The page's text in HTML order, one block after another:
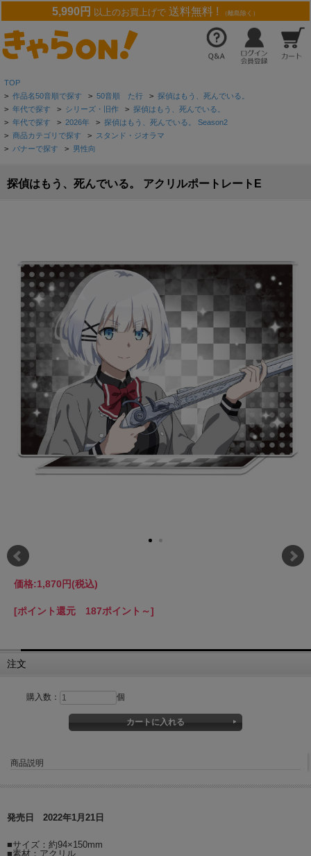
5,990円 以上のお買上げで 送料無料 ! （離島除く）
TOP
> 作品名50音順で探す > 50音順 た行 > 探偵はもう、死んでいる。
> 年代で探す > シリーズ・旧作 > 探偵はもう、死んでいる。
> 年代で探す > 2026年 > 探偵はもう、死んでいる。 Season2
> 商品カテゴリで探す > スタンド・ジオラマ
> バナーで探す > 男性向
探偵はもう、死んでいる。 アクリルポートレートE
価格:1,870円(税込)
[ポイント還元 187ポイント～]
注文
購入数： 個
商品説明
発売日 2022年1月21日
■サイズ：約94×150mm
■素材：アクリル